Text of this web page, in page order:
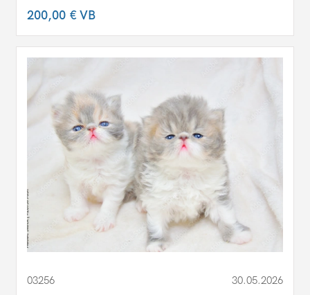
200,00 €VB
03256 30.05.2026